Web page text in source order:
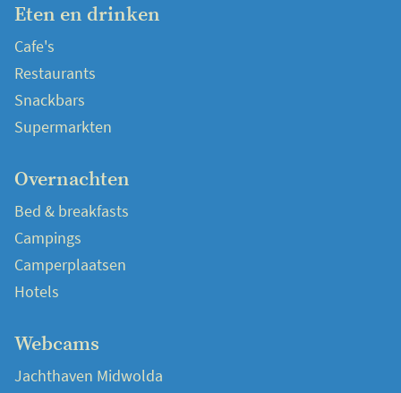
Eten en drinken
Cafe's
Restaurants
Snackbars
Supermarkten
Overnachten
Bed & breakfasts
Campings
Camperplaatsen
Hotels
Webcams
Jachthaven Midwolda